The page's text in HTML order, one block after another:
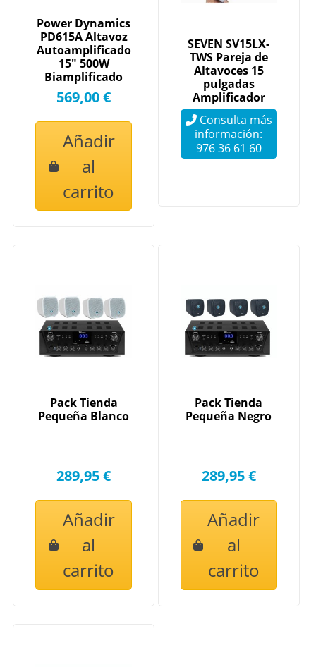
Power Dynamics
PD615A Altavoz
Autoamplificado
15" 500W
Biamplificado
569,00 €
Añadir
al
carrito
SEVEN SV15LX-
TWS Pareja de
Altavoces 15
pulgadas
Amplificador
Digital 3000w
TWS - Medium
Consulta más
información:
976 36 61 60
Pack Tienda
Pequeña Blanco
289,95 €
Añadir
al
carrito
Pack Tienda
Pequeña Negro
289,95 €
Añadir
al
carrito